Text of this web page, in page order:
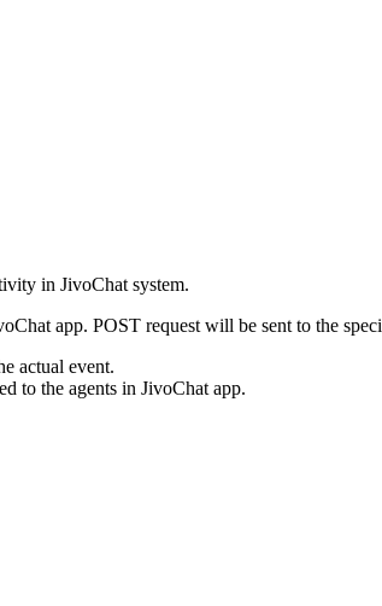
in JivoChat system.
app. POST request will be sent to the
actual event.
to the agents in JivoChat app.